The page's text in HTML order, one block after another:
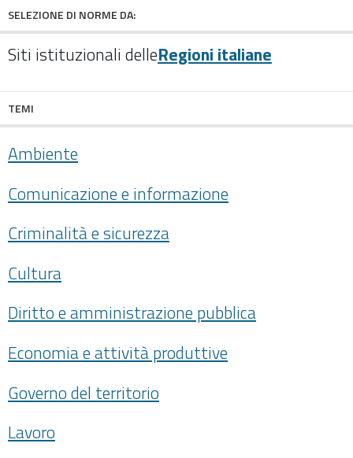
SELEZIONE DI NORME DA:
Siti istituzionali delleRegioni italiane
TEMI
Ambiente
Comunicazione e informazione
Criminalità e sicurezza
Cultura
Diritto e amministrazione pubblica
Economia e attività produttive
Governo del territorio
Lavoro